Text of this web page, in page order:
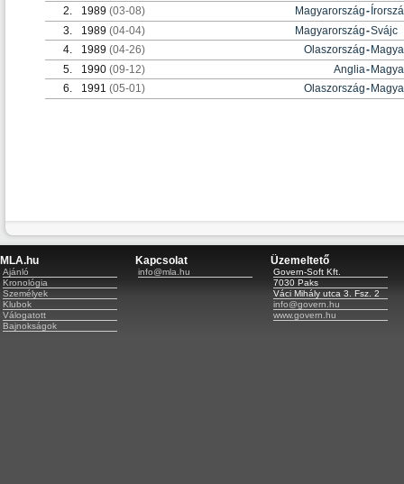
2.
1989 (03-08) Magyarország-
3.
1989 (04-04) Magyarország-Svájc
4.
1989 (04-26) Olaszország-
5.
1990 (09-12) Anglia-
6.
1991 (05-01) Olaszország-
MLA.hu
Ajánló
Kronológia
Személyek
Klubok
Válogatott
Bajnokságok
Kapcsolat
info@mla.hu
Üzemeltető
Govern-Soft Kft.
7030 Paks
Váci Mihály utca 3. Fsz. 2
info@govern.hu
www.govern.hu